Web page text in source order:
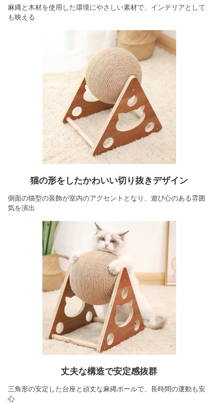
麻縄と木材を使用した環境にやさしい素材で、インテリアとして
も映える
猫の形をしたかわいい切り抜きデザイン
側面の猫型の装飾が室内のアクセントとなり、遊び心のある雰囲
気を演出
丈夫な構造で安定感抜群
三角形の安定した台座と頑丈な麻縄ボールで、長時間の運動も安
心